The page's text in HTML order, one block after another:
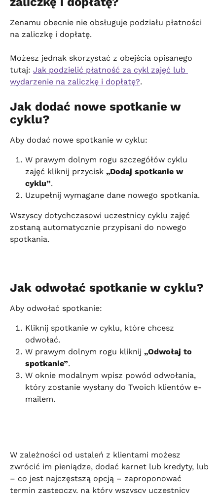
Zenamu obecnie nie obsługuje podziału płatności
na zaliczkę i dopłatę.
Możesz jednak skorzystać z obejścia opisanego
tutaj: Jak podzielić płatność za cykl zajęć lub
wydarzenie na zaliczkę i dopłatę?.
Jak dodać nowe spotkanie w
cyklu?
Aby dodać nowe spotkanie w cyklu:
W prawym dolnym rogu szczegółów cyklu
zajęć kliknij przycisk „Dodaj spotkanie w
cyklu”.
Uzupełnij wymagane dane nowego spotkania.
Wszyscy dotychczasowi uczestnicy cyklu zajęć
zostaną automatycznie przypisani do nowego
spotkania.
Jak odwołać spotkanie w cyklu?
Aby odwołać spotkanie:
Kliknij spotkanie w cyklu, które chcesz
odwołać.
W prawym dolnym rogu kliknij „Odwołaj to
spotkanie”.
W oknie modalnym wpisz powód odwołania,
który zostanie wysłany do Twoich klientów e-
mailem.
W zależności od ustaleń z klientami możesz
zwrócić im pieniądze, dodać karnet lub kredyty, lub
– co jest najczęstszą opcją – zaproponować
termin zastępczy, na który wszyscy uczestnicy